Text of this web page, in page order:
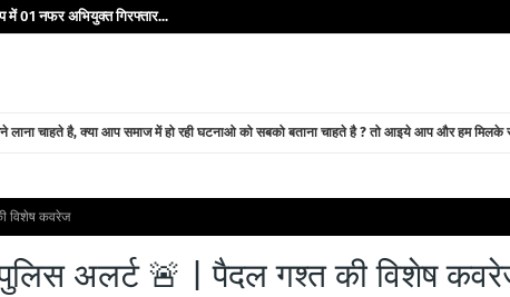
में 01 नफर अभियुक्त गिरफ्तार...
लाना चाहते है, क्या आप समाज में हो रही घटनाओ को सबको बताना चाहते है ? तो आइये आप और हम
विशेष कवरेज
पुलिस अलर्ट 🚨 | पैदल गश्त की विशेष